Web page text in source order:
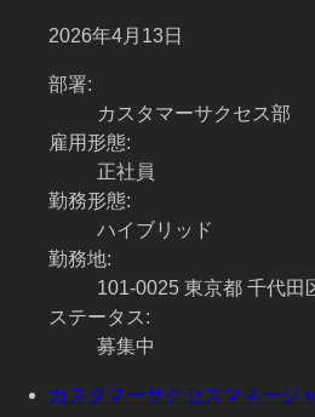
2026年4月13日
部署:
カスタマーサクセス部
雇用形態:
正社員
勤務形態:
ハイブリッド
勤務地:
101-0025 東京都 千代田
ステータス:
募集中
カスタマーサクセスマネージ